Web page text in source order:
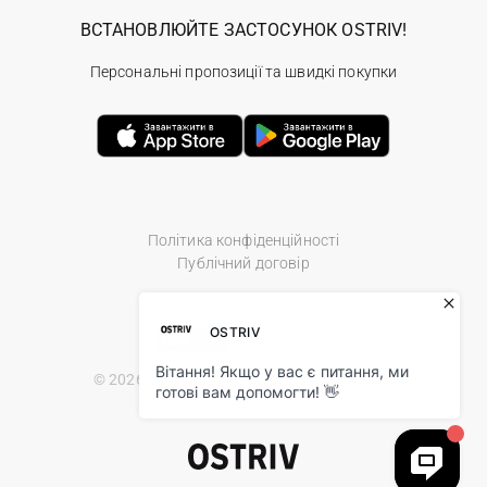
Політика конфіденційності
Публічний договір
© 2026 Ostriv.ua Store. All Rights Reserved.
ВСТАНОВЛЮЙТЕ ЗАСТОСУНОК OSTRIV!
Персональні пропозиції та швидкі покупки